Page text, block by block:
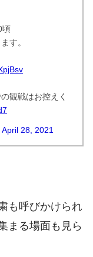
頃
す。
観戦はお控えく
April 28, 2021
も呼びかけられ
まる場面も見ら